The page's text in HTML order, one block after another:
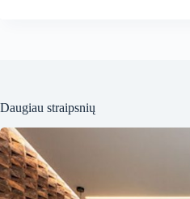
Daugiau straipsnių